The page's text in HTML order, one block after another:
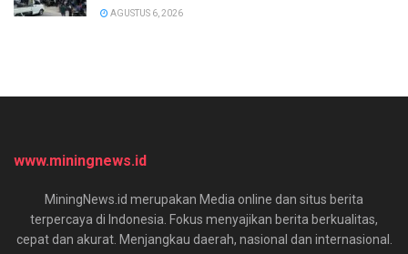
AGUSTUS 6, 2026
www.miningnews.id
MiningNews.id merupakan Media online dan situs berita
terpercaya di Indonesia. Fokus menyajikan berita berkualitas,
cepat dan akurat. Menjangkau daerah, nasional dan internasional.